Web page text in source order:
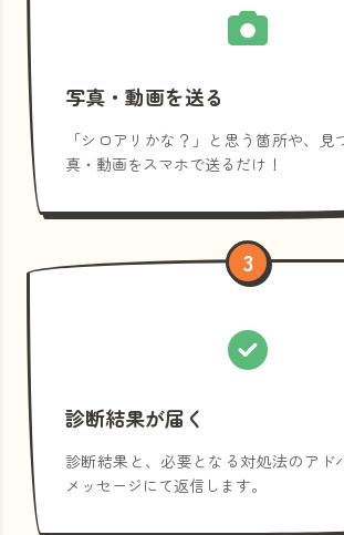
写真・動画を送る
「シロアリかな？」と思う箇所や、見
真・動画をスマホで送るだけ！
3
診断結果が届く
診断結果と、必要となる対処法のアド
メッセージにて返信します。